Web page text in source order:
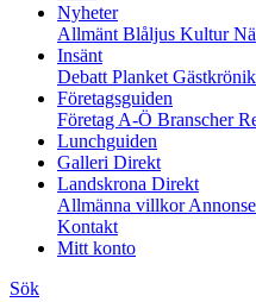
Nyheter
Allmänt Blåljus Kultur
Insänt
Debatt Planket
Företagsguiden
Företag A-Ö Branscher
Lunchguiden
Galleri Direkt
Landskrona Direkt
Allmänna villkor
Kontakt
Mitt konto
Sök